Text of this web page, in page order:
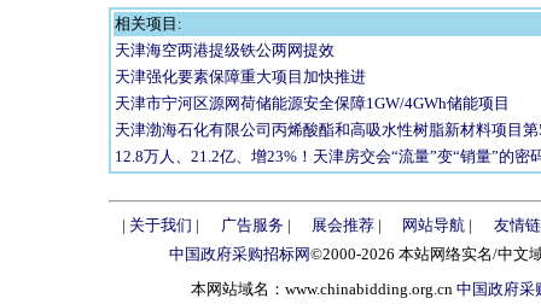
相关项目:
天津海空两港提级铁公两网提效
天津强化要素保障重大项目加快推进
天津市宁河区源网荷储能源安全保障1GW/4GWh储能项目
天津渤海石化有限公司丙烯酸酯和高吸水性树脂新材料项目
12.8万人、21.2亿、增23%！天津房交会“流量”变“销量”的密
| 关于我们 | 广告服务| 展会推荐| 网站导航 |
友情
中国政府采购招标网©2000-2026 本站网络实名/中文
本网站域名：www.chinabidding.org.cn 中国政府采